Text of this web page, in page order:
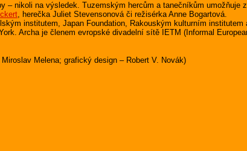
na výsledek. Tuzemským hercům a tanečníkům umožňuje
, herečka Juliet Stevensonová či režisérka Anne Bogartová.
institutem, Japan Foundation, Rakouským kulturním institutem
Archa je členem evropské divadelní sítě IETM (Informal
Melena; grafický design – Robert V. Novák)